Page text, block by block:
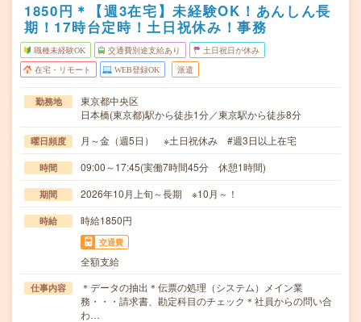
1850円＊【週3在宅】未経験OK！あんしん長
期！17時台定時！土日祝休み！事務
職種未経験OK 交通費別途支給あり 土日祝日が休み
在宅・リモート WEB登録OK 派遣
勤務地
東京都中央区
日本橋(東京都)駅から徒歩1分／東京駅から徒歩8分
曜日頻度 月～金（週5日） ※土日祝休み #週3日以上在宅
時間 09:00～17:45(実働7時間45分 休憩1時間)
期間 2026年10月上旬～長期 ※10月～！
時給 時給1850円
交通費
全額支給
仕事内容
＊データの抽出＊伝票の処理（システム）メイン業
務・・・請求書、勘定科目のチェック＊社員からの問い合
わ…